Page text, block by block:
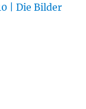
| Die Bilder